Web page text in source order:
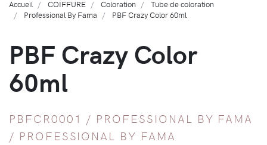
Accueil COIFFURE Coloration
Tube de coloration
Professional By Fama
PBF Crazy Color 60ml
PBF Crazy Color
60ml
PBFCR0001 / PROFESSIONAL BY FAMA
/ PROFESSIONAL BY FAMA